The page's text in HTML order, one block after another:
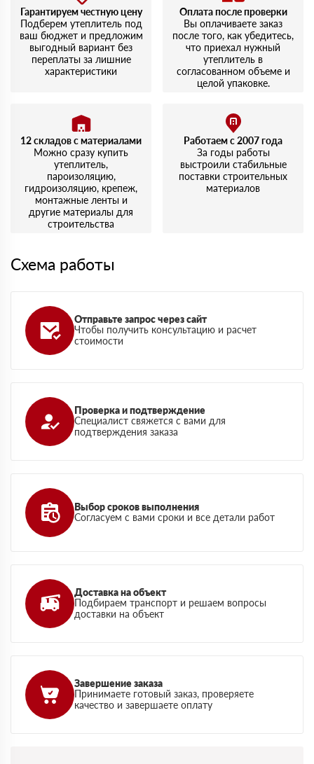
Гарантируем честную цену
Подберем утеплитель под
ваш бюджет и предложим
выгодный вариант без
переплаты за лишние
характеристики
Оплата после проверки
Вы оплачиваете заказ
после того, как убедитесь,
что приехал нужный
утеплитель в
согласованном объеме и
целой упаковке.
12 складов с материалами
Можно сразу купить
утеплитель,
пароизоляцию,
гидроизоляцию, крепеж,
монтажные ленты и
другие материалы для
строительства
Работаем с 2007 года
За годы работы
выстроили стабильные
поставки строительных
материалов
Схема работы
Отправьте запрос через сайт
Чтобы получить консультацию и расчет
стоимости
Проверка и подтверждение
Специалист свяжется с вами для
подтверждения заказа
Выбор сроков выполнения
Согласуем с вами сроки и все детали работ
Доставка на объект
Подбираем транспорт и решаем вопросы
доставки на объект
Завершение заказа
Принимаете готовый заказ, проверяете
качество и завершаете оплату